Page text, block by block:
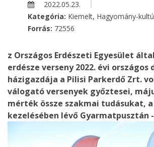
2022.05.23.
Kategória: Kiemelt, Hagyomány-
Forrás: 72556
z Országos Erdészeti Egyesület
erdésze verseny 2022. évi
házigazdája a Pilisi Parkerdő Zrt.
válogató versenyek győztesei,
mérték össze szakmai tudásukat,
kezelésében lévő Gyarmatpusztán